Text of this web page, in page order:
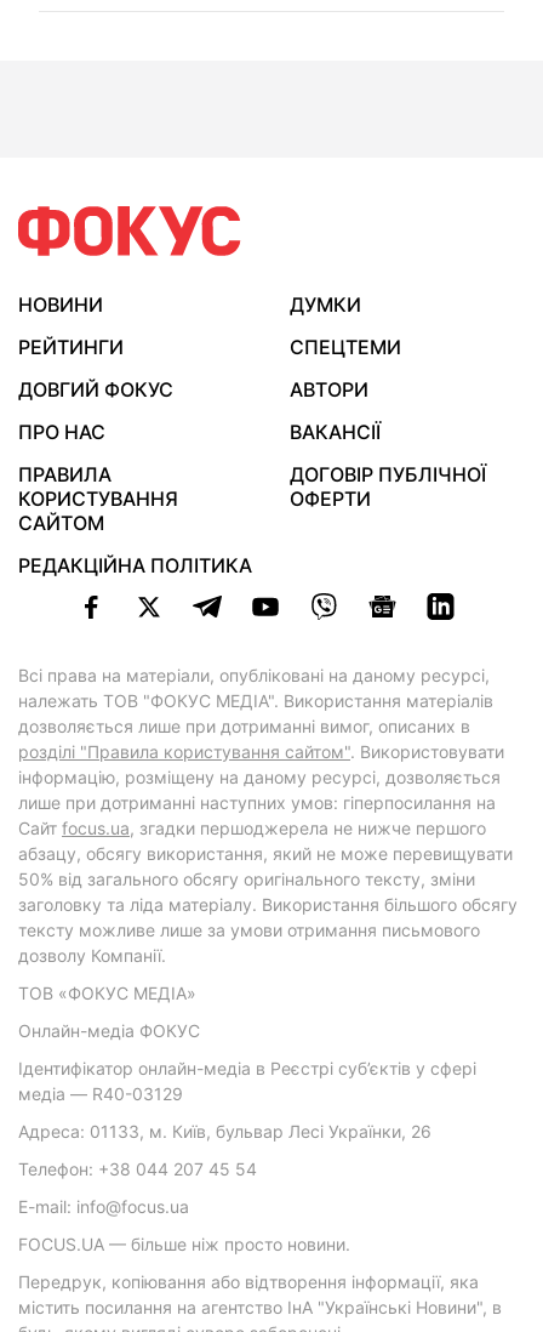
НОВИНИ
ДУМКИ
РЕЙТИНГИ
СПЕЦТЕМИ
ДОВГИЙ ФОКУС
АВТОРИ
ПРО НАС
ВАКАНСІЇ
ПРАВИЛА
КОРИСТУВАННЯ
САЙТОМ
ДОГОВІР ПУБЛІЧНОЇ
ОФЕРТИ
РЕДАКЦІЙНА ПОЛІТИКА
Всі права на матеріали, опубліковані на даному ресурсі,
належать ТОВ "ФОКУС МЕДІА". Використання матеріалів
дозволяється лише при дотриманні вимог, описаних в
розділі "Правила користування сайтом". Використовувати
інформацію, розміщену на даному ресурсі, дозволяється
лише при дотриманні наступних умов: гіперпосилання на
Cайт focus.ua, згадки першоджерела не нижче першого
абзацу, обсягу використання, який не може перевищувати
50% від загального обсягу оригінального тексту, зміни
заголовку та ліда матеріалу. Використання більшого обсягу
тексту можливе лише за умови отримання письмового
дозволу Компанії.
ТОВ «ФОКУС МЕДІА»
Онлайн-медіа ФОКУС
Ідентифікатор онлайн-медіа в Реєстрі суб’єктів у сфері
медіа — R40-03129
Адреса: 01133, м. Київ, бульвар Лесі Українки, 26
Телефон: +38 044 207 45 54
E-mail: info@focus.ua
FOCUS.UA — більше ніж просто новини.
Передрук, копіювання або відтворення інформації, яка
містить посилання на агентство ІнА "Українські Новини", в